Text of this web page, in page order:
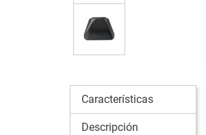
Características
Descripción